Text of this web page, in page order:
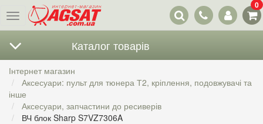
Меню
Наші
контакти
0
Каталог товарів
Інтернет магазин
Аксесуари: пульт для тюнера Т2, кріплення, подовжувачі та
інше
Аксесуари, запчастини до ресиверів
ВЧ блок Sharp S7VZ7306A